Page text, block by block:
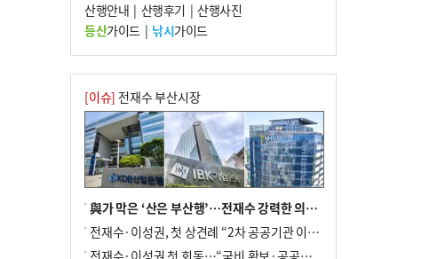
8
이임생, 홍명보 선임 독단적 결정 아냐…면
담 메모 제출
10 경찰가족 관련 사건 45건…그동안 파악조
차 안해
산행안내 | 산행후기 | 산행사진
등산가이드| 낚시가이드
[이슈] 전재수 부산시장
與가 막은 ‘산은 부산행’…전재수 강력한 의지 표명 없인 공염불
전재수·이성권, 첫 상견례 “2차 공공기관 이전 초당 협력”(종합)
전재수·이성권 첫 회동…“국비 확보·공공기관 이전 협력”